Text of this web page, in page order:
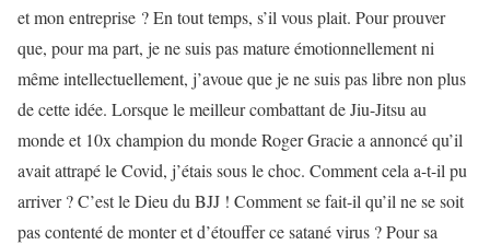
et mon entreprise ? En tout temps, s’il vous plait. Pour prouver
que, pour ma part, je ne suis pas mature émotionnellement ni
même intellectuellement, j’avoue que je ne suis pas libre non plus
de cette idée. Lorsque le meilleur combattant de Jiu-Jitsu au
monde et 10x champion du monde Roger Gracie a annoncé qu’il
avait attrapé le Covid, j’étais sous le choc. Comment cela a-t-il pu
arriver ? C’est le Dieu du BJJ ! Comment se fait-il qu’il ne se soit
pas contenté de monter et d’étouffer ce satané virus ? Pour sa